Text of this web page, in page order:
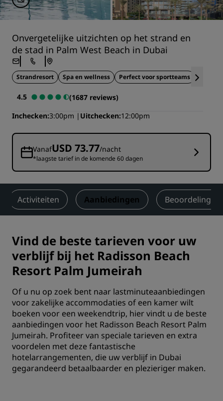
Onvergetelijke uitzichten op het strand en
de stad in Palm West Beach in Dubai
Strandresort Spa en wellness Perfect voor sportteams
4.5
(1687 reviews)
Inchecken 3:00pm Uitchecken 12:00pm
VanafUSD 73.77/nacht
*laagste tarief in de komende 60 dagen
Activiteiten Aanbiedingen Beoordelingen
Vind de beste tarieven voor uw
verblijf bij het Radisson Beach
Resort Palm Jumeirah
Of u nu op zoek bent naar lastminuteaanbiedingen
voor zakelijke accommodaties of een kamer wilt
boeken voor een weekendtrip, hier vindt u de beste
aanbiedingen voor het Radisson Beach Resort Palm
Jumeirah. Profiteer van speciale tarieven en extra
voordelen met deze fantastische
hotelarrangementen, die uw verblijf in Dubai
gegarandeerd betaalbaarder en plezieriger maken.